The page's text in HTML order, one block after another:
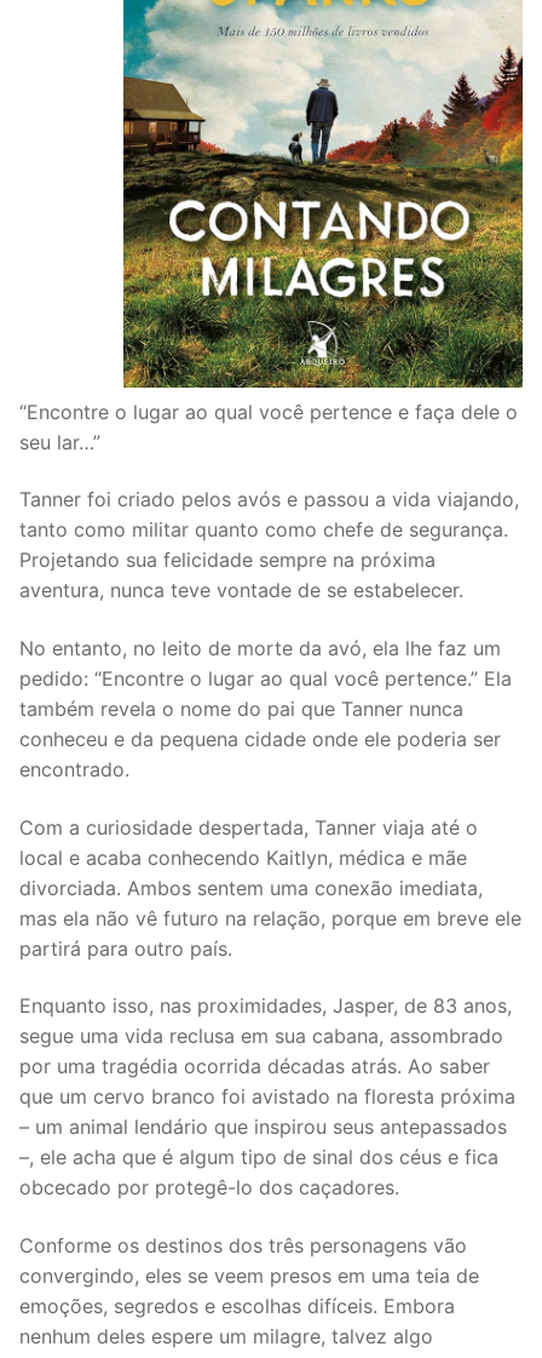
“Encontre o lugar ao qual você pertence e faça dele o
seu lar…”
Tanner foi criado pelos avós e passou a vida viajando,
tanto como militar quanto como chefe de segurança.
Projetando sua felicidade sempre na próxima
aventura, nunca teve vontade de se estabelecer.
No entanto, no leito de morte da avó, ela lhe faz um
pedido: “Encontre o lugar ao qual você pertence.” Ela
também revela o nome do pai que Tanner nunca
conheceu e da pequena cidade onde ele poderia ser
encontrado.
Com a curiosidade despertada, Tanner viaja até o
local e acaba conhecendo Kaitlyn, médica e mãe
divorciada. Ambos sentem uma conexão imediata,
mas ela não vê futuro na relação, porque em breve ele
partirá para outro país.
Enquanto isso, nas proximidades, Jasper, de 83 anos,
segue uma vida reclusa em sua cabana, assombrado
por uma tragédia ocorrida décadas atrás. Ao saber
que um cervo branco foi avistado na floresta próxima
– um animal lendário que inspirou seus antepassados
–, ele acha que é algum tipo de sinal dos céus e fica
obcecado por protegê-lo dos caçadores.
Conforme os destinos dos três personagens vão
convergindo, eles se veem presos em uma teia de
emoções, segredos e escolhas difíceis. Embora
nenhum deles espere um milagre, talvez algo